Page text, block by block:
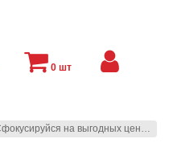
на выгодных ценах
0 шт